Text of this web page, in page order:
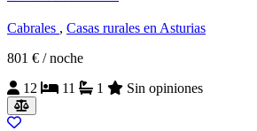
Cabrales , Casas rurales en Asturias
801 € / noche
12
11 1 Sin opiniones